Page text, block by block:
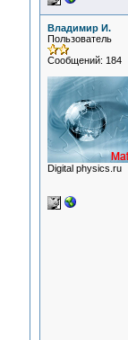
Владимир И.
Пользователь
Сообщений: 184
Digital physics.ru